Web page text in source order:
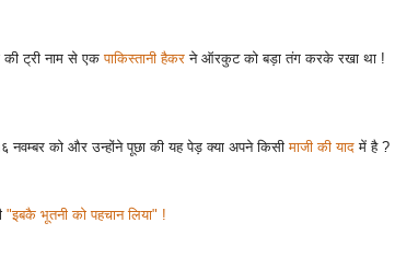
की ट्री नाम से एकपाकिस्तानी हैकर ने ऑरकुट को बड़ा तंग करके रखा था !
नवम्बर को और उन्होंने पूछा की यह पेड़ क्या अपने किसीमाजी की याद में है ?
"इबकै भूतनी को पहचान लिया" !